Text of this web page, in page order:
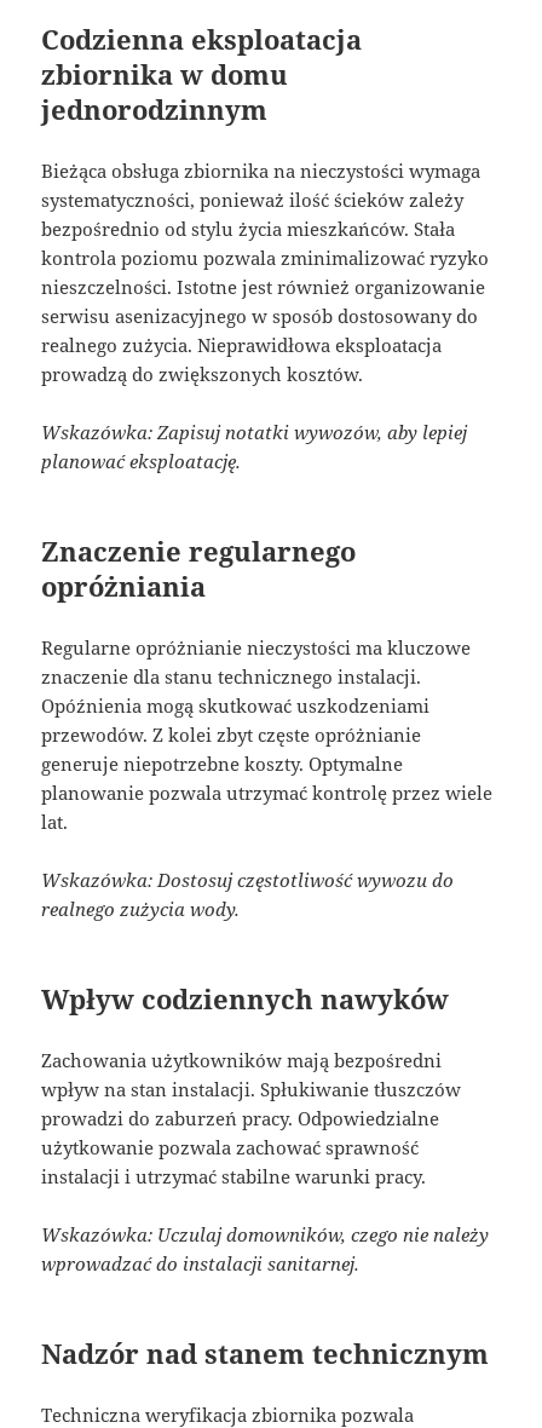
Codzienna eksploatacja
zbiornika w domu
jednorodzinnym
Bieżąca obsługa zbiornika na nieczystości wymaga
systematyczności, ponieważ ilość ścieków zależy
bezpośrednio od stylu życia mieszkańców. Stała
kontrola poziomu pozwala zminimalizować ryzyko
nieszczelności. Istotne jest również organizowanie
serwisu asenizacyjnego w sposób dostosowany do
realnego zużycia. Nieprawidłowa eksploatacja
prowadzą do zwiększonych kosztów.
Wskazówka: Zapisuj notatki wywozów, aby lepiej
planować eksploatację.
Znaczenie regularnego
opróżniania
Regularne opróżnianie nieczystości ma kluczowe
znaczenie dla stanu technicznego instalacji.
Opóźnienia mogą skutkować uszkodzeniami
przewodów. Z kolei zbyt częste opróżnianie
generuje niepotrzebne koszty. Optymalne
planowanie pozwala utrzymać kontrolę przez wiele
lat.
Wskazówka: Dostosuj częstotliwość wywozu do
realnego zużycia wody.
Wpływ codziennych nawyków
Zachowania użytkowników mają bezpośredni
wpływ na stan instalacji. Spłukiwanie tłuszczów
prowadzi do zaburzeń pracy. Odpowiedzialne
użytkowanie pozwala zachować sprawność
instalacji i utrzymać stabilne warunki pracy.
Wskazówka: Uczulaj domowników, czego nie należy
wprowadzać do instalacji sanitarnej.
Nadzór nad stanem technicznym
Techniczna weryfikacja zbiornika pozwala